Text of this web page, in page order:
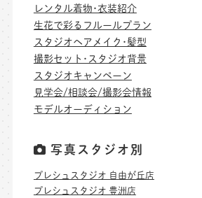
レンタル着物･衣装紹介
生花で彩るフルールプラン
スタジオヘアメイク･髪型
撮影セット･スタジオ背景
スタジオキャンペーン
見学会/相談会/撮影会情報
モデルオーディション
写真スタジオ別
プレシュスタジオ 自由が丘店
プレシュスタジオ 豊洲店